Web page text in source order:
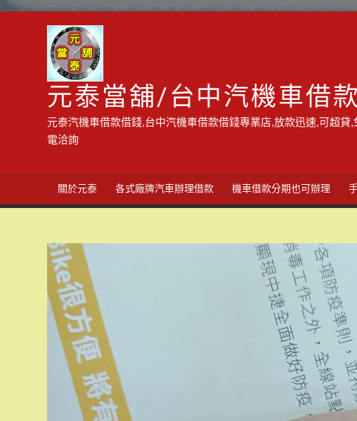
元泰當舖/台中汽機車借
元泰汽機車借款借錢,台中汽機車借款借錢專業店,放款迅速,可超
電洽詢
關於元泰 各式廠牌汽車辦理借款 機車借款分期也可辦理